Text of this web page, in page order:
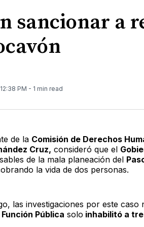
sancionar a
PM - 1 min read
de la Comisión de Derechos
Cruz, consideró que el
de la mala planeación del
la vida de dos personas.
las investigaciones por este caso
Función Pública solo inhabilitó a